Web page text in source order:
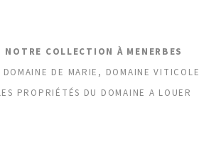
NOTRE COLLECTION À MENERBES
DOMAINE DE MARIE, DOMAINE VITICOLE
PROPRIÉTÉS DU DOMAINE A LOUER